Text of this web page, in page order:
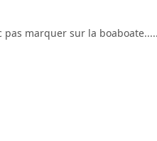
pas marquer sur la